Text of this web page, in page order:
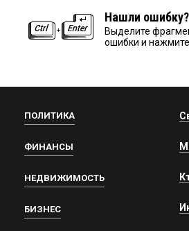
Нашли ошибку?
Выделите
ошибки и нажмите
ПОЛИТИКА
ФИНАНСЫ
НЕДВИЖИМОСТЬ
БИЗНЕС